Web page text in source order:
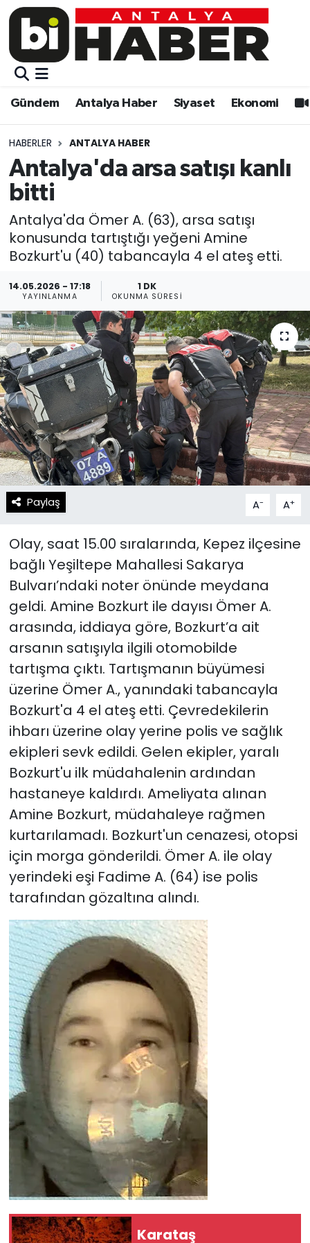
Gündem Antalya Haber Siyaset Ekonomi
HABERLER ANTALYA HABER
Antalya'da arsa satışı kanlı
bitti
Antalya'da Ömer A. (63), arsa satışı
konusunda tartıştığı yeğeni Amine
Bozkurt'u (40) tabancayla 4 el ateş etti.
14.05.2026 - 17:18
YAYINLANMA
1 DK
OKUNMA SÜRESI
Paylaş A- A+
Olay, saat 15.00 sıralarında, Kepez ilçesine
bağlı Yeşiltepe Mahallesi Sakarya
Bulvarı’ndaki noter önünde meydana
geldi. Amine Bozkurt ile dayısı Ömer A.
arasında, iddiaya göre, Bozkurt’a ait
arsanın satışıyla ilgili otomobilde
tartışma çıktı. Tartışmanın büyümesi
üzerine Ömer A., yanındaki tabancayla
Bozkurt'a 4 el ateş etti. Çevredekilerin
ihbarı üzerine olay yerine polis ve sağlık
ekipleri sevk edildi. Gelen ekipler, yaralı
Bozkurt'u ilk müdahalenin ardından
hastaneye kaldırdı. Ameliyata alınan
Amine Bozkurt, müdahaleye rağmen
kurtarılamadı. Bozkurt'un cenazesi, otopsi
için morga gönderildi. Ömer A. ile olay
yerindeki eşi Fadime A. (64) ise polis
tarafından gözaltına alındı.
Karataş
Gündem
Siyaset
Ekonomi
Video
Eğitim
Kültür-sanat
Sağlık
Spor
Teknoloji
Resmi İlanlar
Gündem
Siyaset
Eğitim
Ekonomi
Kültür-sanat
Sağlık
Spor
Teknoloji
Yaşam
Künye
Gizlilik Sözleşmesi
İletişim
Muratpaşa Nöbetçi Eczaneler
Muratpaşa Trafik Yoğunluk Haritası
Süper Lig Puan Durumu ve Fikstür
Tüm Manşetler
Son Dakika Haberleri
Haber Arşivi